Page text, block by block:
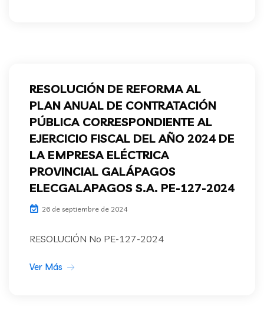
RESOLUCIÓN DE REFORMA AL
PLAN ANUAL DE CONTRATACIÓN
PÚBLICA CORRESPONDIENTE AL
EJERCICIO FISCAL DEL AÑO 2024 DE
LA EMPRESA ELÉCTRICA
PROVINCIAL GALÁPAGOS
ELECGALAPAGOS S.A. PE-127-2024
26 de septiembre de 2024
RESOLUCIÓN No PE-127-2024
Ver Más